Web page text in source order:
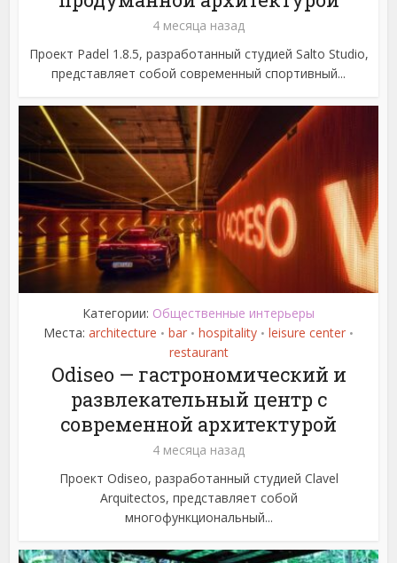
4 месяца назад
Проект Padel 1.8.5, разработанный студией Salto Studio,
представляет собой современный спортивный...
Категории: Общественные интерьеры
Места: architecture • bar • hospitality • leisure center •
restaurant
Odiseo — гастрономический и
развлекательный центр с
современной архитектурой
4 месяца назад
Проект Odiseo, разработанный студией Clavel
Arquitectos, представляет собой
многофункциональный...